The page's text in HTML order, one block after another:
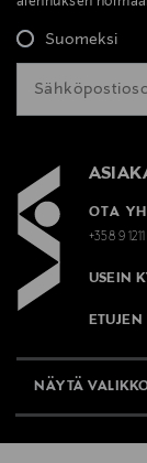
Valmistajan
Avainsanat
Lumene,
Suomeksi
OTA
+358 9
USEIN
ETUJEN
NÄYTÄ